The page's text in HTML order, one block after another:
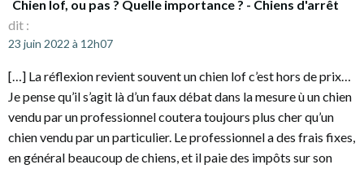
Chien lof, ou pas ? Quelle importance ? - Chiens d'arrêt
dit :
23 juin 2022 à 12h07
[…] La réflexion revient souvent un chien lof c’est hors de prix…
Je pense qu’il s’agit là d’un faux débat dans la mesure ù un chien
vendu par un professionnel coutera toujours plus cher qu’un
chien vendu par un particulier. Le professionnel a des frais fixes,
en général beaucoup de chiens, et il paie des impôts sur son